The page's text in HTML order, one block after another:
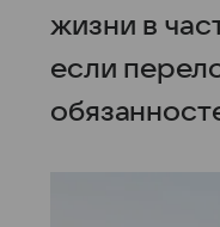
жизни в
если